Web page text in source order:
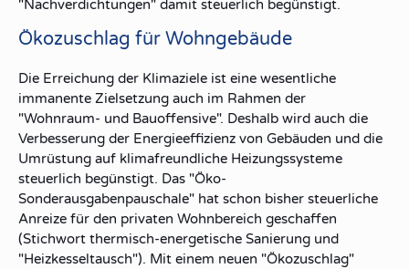
"Nachverdichtungen" damit steuerlich begünstigt.
Ökozuschlag für Wohngebäude
Die Erreichung der Klimaziele ist eine wesentliche
immanente Zielsetzung auch im Rahmen der
"Wohnraum- und Bauoffensive". Deshalb wird auch die
Verbesserung der Energieeffizienz von Gebäuden und die
Umrüstung auf klimafreundliche Heizungssysteme
steuerlich begünstigt. Das "Öko-
Sonderausgabenpauschale" hat schon bisher steuerliche
Anreize für den privaten Wohnbereich geschaffen
(Stichwort thermisch-energetische Sanierung und
"Heizkesseltausch"). Mit einem neuen "Ökozuschlag"